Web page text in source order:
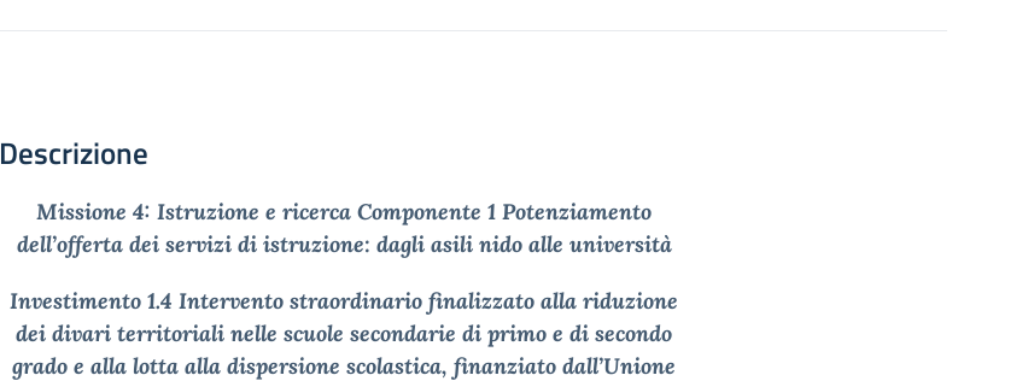
Descrizione
Missione 4: Istruzione e ricerca Componente 1 Potenziamento
dell’offerta dei servizi di istruzione: dagli asili nido alle università
Investimento 1.4 Intervento straordinario finalizzato alla riduzione
dei divari territoriali nelle scuole secondarie di primo e di secondo
grado e alla lotta alla dispersione scolastica, finanziato dall’Unione